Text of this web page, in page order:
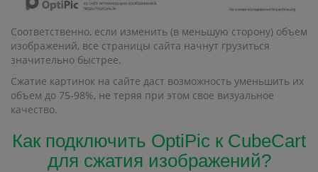
Соответственно, если изменить (в меньшую сторону) объем
изображений, все страницы сайта начнут грузиться
значительно быстрее.
Сжатие картинок на сайте даст возможность уменьшить их
объем до 75-98%, не теряя при этом свое визуальное
качество.
Как подключить OptiPic к CubeCart
для сжатия изображений?